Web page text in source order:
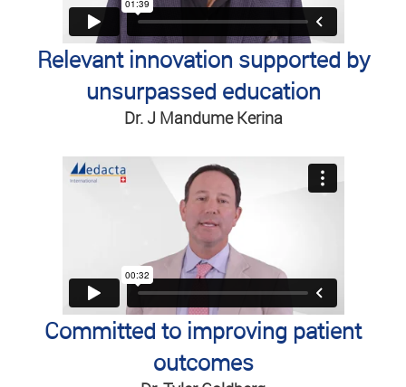
Relevant innovation supported by
unsurpassed education
Dr. J Mandume Kerina
Committed to improving patient
outcomes